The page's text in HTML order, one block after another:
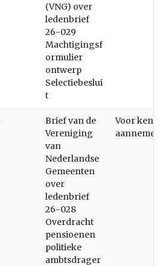
(VNG) over
ledenbrief
26-029
Machtigingsf
ormulier
ontwerp
Selectiebeslui
t
Brief van de
Vereniging
van
Nederlandse
Gemeenten
over
ledenbrief
26-028
Overdracht
pensioenen
politieke
ambtsdrager
Voor
aannemen